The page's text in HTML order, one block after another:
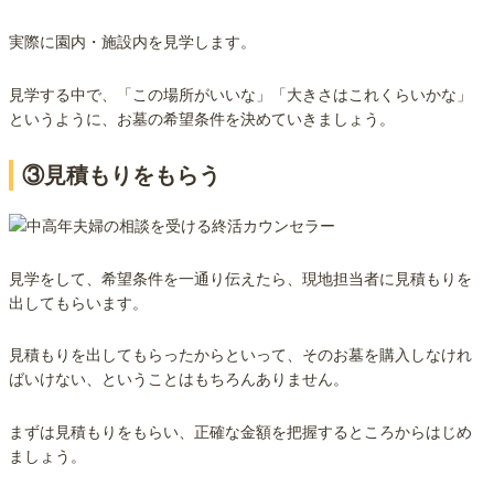
実際に園内・施設内を見学します。
見学する中で、「この場所がいいな」「大きさはこれくらいかな」
というように、お墓の希望条件を決めていきましょう。
③見積もりをもらう
見学をして、希望条件を一通り伝えたら、現地担当者に見積もりを
出してもらいます。
見積もりを出してもらったからといって、そのお墓を購入しなけれ
ばいけない、ということはもちろんありません。
まずは見積もりをもらい、正確な金額を把握するところからはじめ
ましょう。